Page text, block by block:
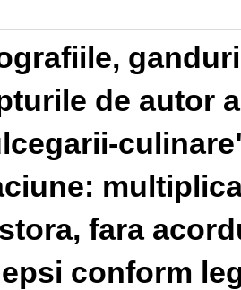
de autor
fara
conform